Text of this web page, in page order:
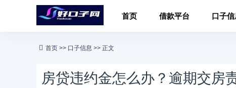
首页 借款平台 口子信
首页 >> 口子信息 >> 正文
房贷违约金怎么办？逾期交房